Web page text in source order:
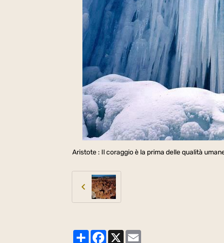
Aristote : Il coraggio è la prima delle qualità
PartagerFacebook
X